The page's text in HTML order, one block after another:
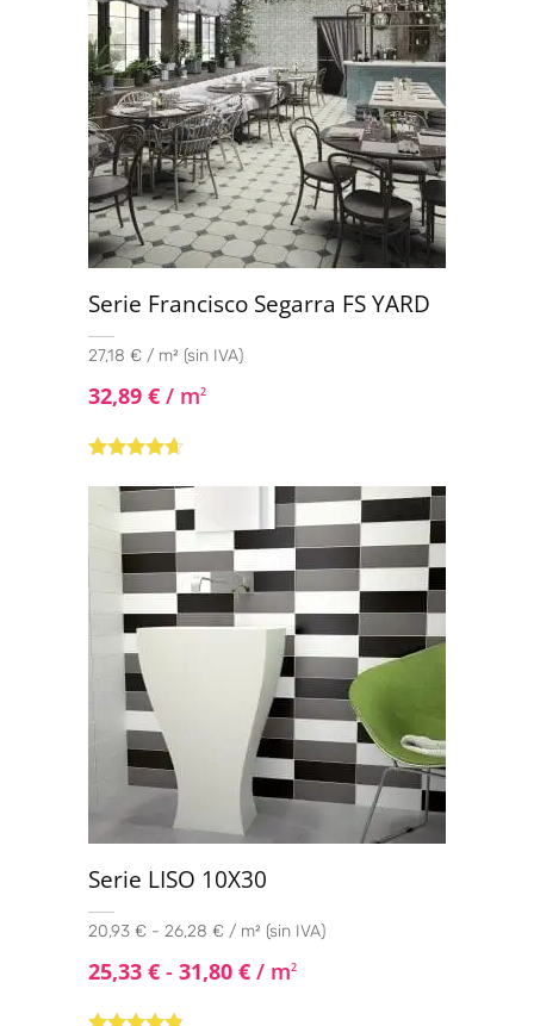
Serie Francisco Segarra FS YARD
27,18 € / m² (sin IVA)
32,89 € / m2
con4.50de
Serie LISO 10X30
20,93 € - 26,28 € / m² (sin IVA)
25,33 € - 31,80 € / m2